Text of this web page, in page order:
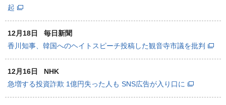
起
12月18日
毎日新聞
香川知事、韓国へのヘイトスピーチ投稿した観音寺市議を批判
12月16日
NHK
急増する投資詐欺 1億円失った人も SNS広告が入り口に